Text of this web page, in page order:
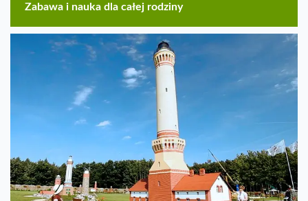
Zabawa i nauka dla całej rodziny